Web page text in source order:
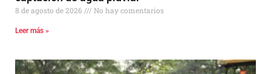
8 de agosto de 2026 No hay comentarios
Leer más »